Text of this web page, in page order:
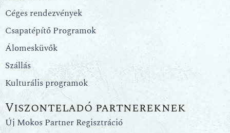
Céges rendezvények
Csapatépítő Programok
Álomesküvők
Szállás
Kulturális programok
Viszonteladó partnereknek
Új Mokos Partner Regisztráció